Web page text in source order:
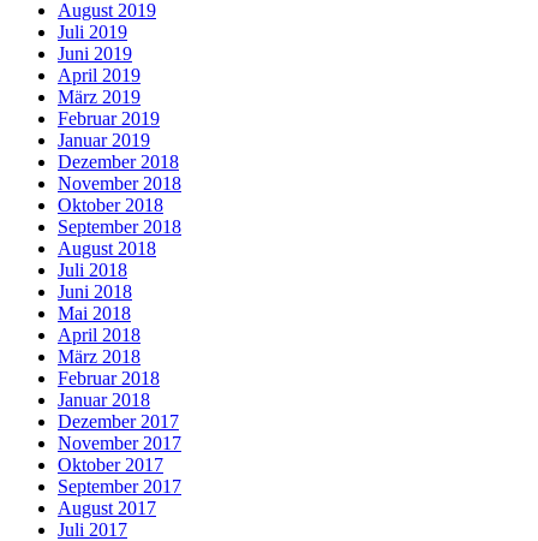
August 2019
Juli 2019
Juni 2019
April 2019
März 2019
Februar 2019
Januar 2019
Dezember 2018
November 2018
Oktober 2018
September 2018
August 2018
Juli 2018
Juni 2018
Mai 2018
April 2018
März 2018
Februar 2018
Januar 2018
Dezember 2017
November 2017
Oktober 2017
September 2017
August 2017
Juli 2017